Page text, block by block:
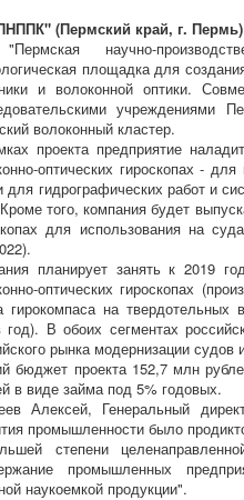
(Пермский край, г. Пермь)
научно-
площадка для
и волоконной оптики.
учреждениями
волоконный кластер.
проекта предприятие
оптических гироскопах -
для гидрографических работ и
того, компания будет
для использования на
планирует занять к 2019
оптических гироскопах
гирокомпаса на твердотельных
В обоих сегментах
рынка модернизации
бюджет проекта 152,7 млн
в виде займа под 5% годовых.
Алексей, Генеральный
промышленности было
степени
промышленных
наукоемкой продукции".